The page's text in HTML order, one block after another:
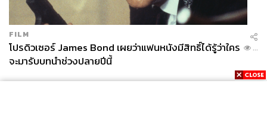
FILM
โปรดิวเซอร์ James Bond เผยว่าแฟนหนังมีสิทธิ์ได้รู้ว่าใคร
จะมารับบทนำช่วงปลายปีนี้
...